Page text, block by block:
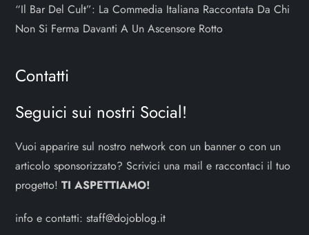
“Il Bar Del Cult”: La Commedia Italiana Raccontata Da Chi
Non Si Ferma Davanti A Un Ascensore Rotto
Contatti
Seguici sui nostri Social!
Vuoi apparire sul nostro network con un banner o con un
articolo sponsorizzato? Scrivici una mail e raccontaci il tuo
progetto!TI ASPETTIAMO!
info e contatti:staff@dojoblog.it